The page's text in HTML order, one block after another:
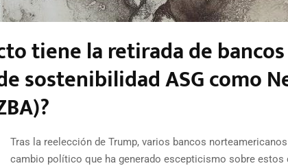
tiene la retirada de
sostenibilidad ASG como
Tras la reelección de Trump, varios bancos
cambio político que ha generado escepticismo sobre estos